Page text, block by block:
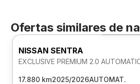
Ofertas similares deFoto 360º
NISSAN SENTRA
EXCLUSIVE PREMIUM 2.0
17.880 km2025/2026AUTOMAT.